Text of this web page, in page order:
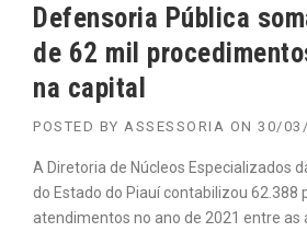
Defensoria Pública
de 62 mil
na capital
POSTED BY ASSESSORIA ON 30/
A Diretoria de Núcleos Especializados
do Estado do Piauí contabilizou 62.388
atendimentos no ano de 2021 entre as